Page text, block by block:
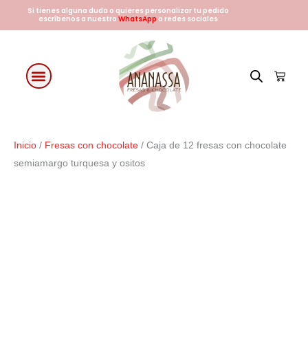
al
Si tienes alguna duda o quieres personalizar tu pedido
escríbenos a nuestro WhatsApp o redes sociales
Cart
Inicio / Fresas con chocolate / Caja de 12 fresas con chocolate
semiamargo turquesa y ositos